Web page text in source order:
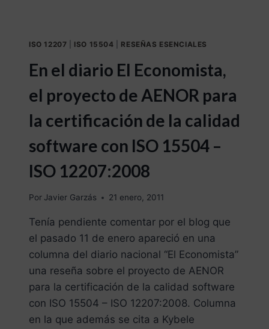
ISO 12207 ISO 15504 RESEÑAS ESENCIALES
En el diario El Economista,
el proyecto de AENOR para
la certificación de la calidad
software con ISO 15504 –
ISO 12207:2008
Por Javier Garzás 21 enero, 2011
Tenía pendiente comentar por el blog que
el pasado 11 de enero apareció en una
columna del diario nacional “El Economista”
una reseña sobre el proyecto de AENOR
para la certificación de la calidad software
con ISO 15504 – ISO 12207:2008. Columna
en la que además se cita a Kybele